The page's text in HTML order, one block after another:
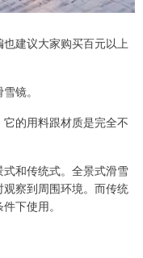
建议大家购买百元以上
镜。
的用料跟材质是完全不
和传统式。全景式滑雪
察到周围环境。而传统
下使用。